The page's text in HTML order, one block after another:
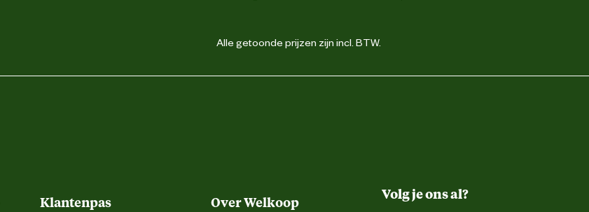
Alle getoonde prijzen zijn incl. BTW.
Klantenpas Over Welkoop
Volg je ons al?